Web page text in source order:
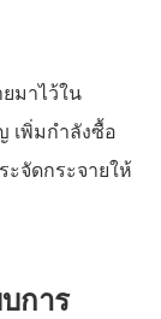
มาไว้ใน
เพิ่มกำลังซื้อ
จัดกระจายให้
การ